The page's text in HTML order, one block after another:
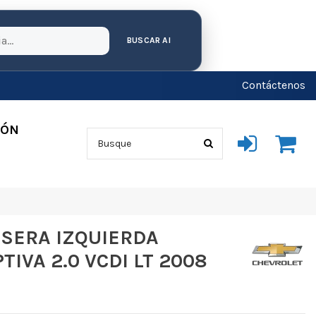
BUSCAR AI
Contáctenos
IZQUIERDA
2.0 VCDI LT 2008